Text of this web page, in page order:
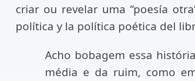
criar ou revelar uma “poesía
política y la política poética del
Acho bobagem essa
média e da ruim, como